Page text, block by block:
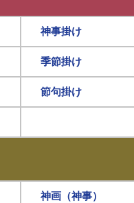
神事掛け
季節掛け
節句掛け
神画（神事）